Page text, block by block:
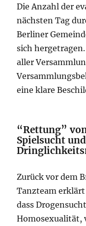
Die Anzahl der
nächsten Tag
Berliner
sich
aller
eine klare
“Rettung”
Spielsucht
Zurück vor dem
Tanzteam
dass
Homosexualität,